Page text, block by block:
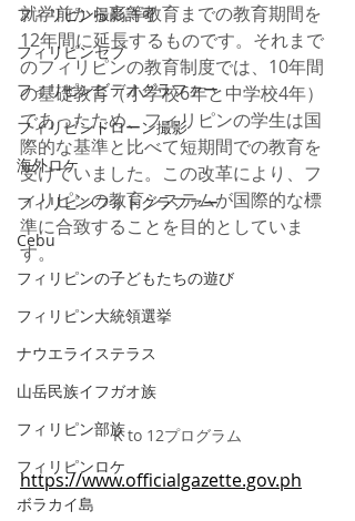
フィリピン撮影許可
フィリピンセブ
フィリピンビデオグラファー
フィリピンドローン撮影
海外ロケ
フィリピンフォトグラファー
Cebu
フィリピンの子どもたちの遊び
フィリピン大統領選挙
ナウエライステラス
山岳民族イフガオ族
フィリピン部族
フィリピンロケ
ボラカイ島
就学前から高等教育までの教育期間を
12年間に延長するものです。それまで
のフィリピンの教育制度では、10年間
の基礎教育（小学校6年と中学校4年）
であったため、フィリピンの学生は国
際的な基準と比べて短期間での教育を
受けていました。この改革により、フ
ィリピンの教育システムが国際的な標
準に合致することを目的としていま
す。
K to 12プログラム
https://www.officialgazette.gov.ph
12/